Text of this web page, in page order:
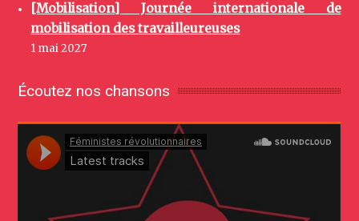
[Mobilisation] Journée internationale de
mobilisation des travailleureuses
1 mai 2027
Écoutez nos chansons